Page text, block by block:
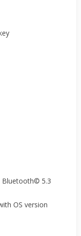
Bluetooth© 5.3
OS version